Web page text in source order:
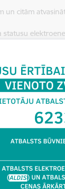
un citām
statusu
saraksts